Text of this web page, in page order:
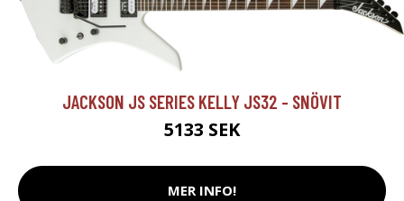
JACKSON JS SERIES KELLY JS32 - SNÖVIT
5133 SEK
MER INFO!